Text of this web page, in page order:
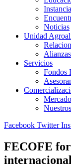
Noticias
Unidad
Servicios
Fondos
Facebook Twitter
FECOFE